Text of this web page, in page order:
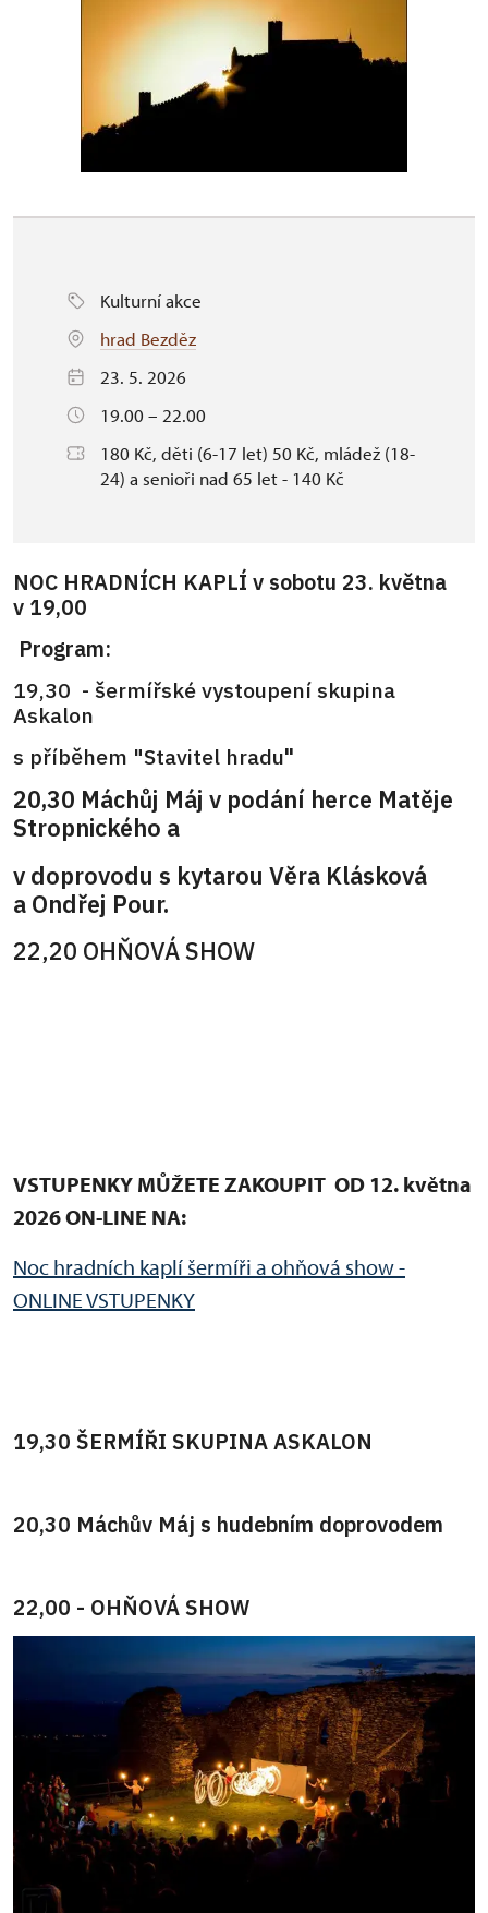
Kulturní akce
hrad Bezděz
23. 5. 2026
19.00 – 22.00
180 Kč, děti (6-17 let) 50 Kč, mládež (18-
24) a senioři nad 65 let - 140 Kč
NOC HRADNÍCH KAPLÍ v sobotu 23. května
v 19,00
Program:
19,30 - šermířské vystoupení skupina
Askalon
s příběhem "Stavitel hradu"
20,30 Máchůj Máj v podání herce Matěje
Stropnického a
v doprovodu s kytarou Věra Klásková
a Ondřej Pour.
22,20 OHŇOVÁ SHOW
VSTUPENKY MŮŽETE ZAKOUPIT OD 12. května
2026 ON-LINE NA:
Noc hradních kaplí šermíři a ohňová show -
ONLINE VSTUPENKY
19,30 ŠERMÍŘI SKUPINA ASKALON
20,30 Máchův Máj s hudebním doprovodem
22,00 - OHŇOVÁ SHOW